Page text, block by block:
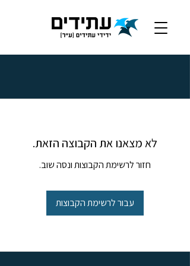
לא מצאנו את הקבוצה הזאת.
חזור לרשימת הקבוצות ונסה שוב.
עבור לרשימת הקבוצות